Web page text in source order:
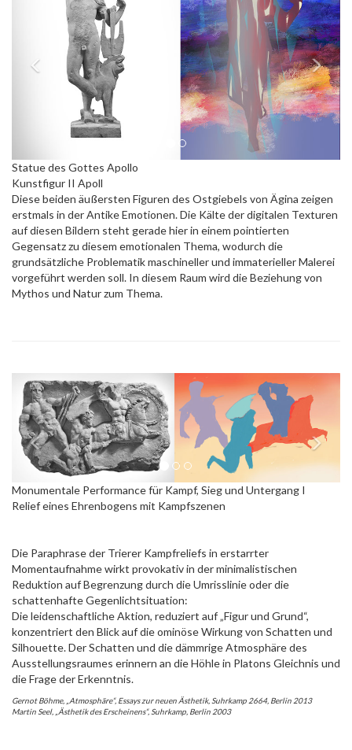
Statue des Gottes Apollo
Kunstfigur II Apoll
Diese beiden äußersten Figuren des Ostgiebels von Ägina zeigen
erstmals in der Antike Emotionen. Die Kälte der digitalen Texturen
auf diesen Bildern steht gerade hier in einem pointierten
Gegensatz zu diesem emotionalen Thema, wodurch die
grundsätzliche Problematik maschineller und immaterieller Malerei
vorgeführt werden soll. In diesem Raum wird die Beziehung von
Mythos und Natur zum Thema.
Monumentale Performance für Kampf, Sieg und Untergang I
Relief eines Ehrenbogens mit Kampfszenen
Die Paraphrase der Trierer Kampfreliefs in erstarrter
Momentaufnahme wirkt provokativ in der minimalistischen
Reduktion auf Begrenzung durch die Umrisslinie oder die
schattenhafte Gegenlichtsituation:
Die leidenschaftliche Aktion, reduziert auf „Figur und Grund“,
konzentriert den Blick auf die ominöse Wirkung von Schatten und
Silhouette. Der Schatten und die dämmrige Atmosphäre des
Ausstellungsraumes erinnern an die Höhle in Platons Gleichnis und
die Frage der Erkenntnis.
Gernot Böhme, „Atmosphäre“, Essays zur neuen Ästhetik, Suhrkamp 2664, Berlin 2013
Martin Seel, „Ästhetik des Erscheinens“, Suhrkamp, Berlin 2003